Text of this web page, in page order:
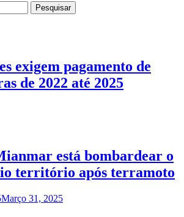
exigem pagamento de
de 2022 até 2025
está bombardear o
território após terramoto
Março 31, 2025